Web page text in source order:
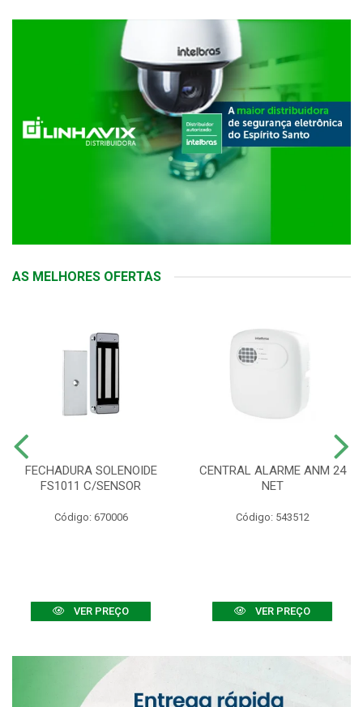
AS MELHORES OFERTAS
FECHADURA SOLENOIDE
FS1011 C/SENSOR
Código: 670006
VER PREÇO
CENTRAL ALARME ANM 24
NET
Código: 543512
VER PREÇO